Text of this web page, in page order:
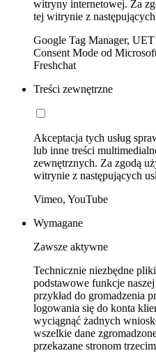
witryny internetowej. Za
tej witrynie z
Google Tag Manager,
Consent Mode od
Freshchat
Treści zewnętrzne
Akceptacja tych usług
lub inne treści
zewnętrznych. Za zgodą
witrynie z następujących
Vimeo, YouTube
Wymagane
Zawsze aktywne
Technicznie niezbędne
podstawowe funkcje
przykład do gromadzenia
logowania się do konta
wyciągnąć żadnych
wszelkie dane
przekazane stronom